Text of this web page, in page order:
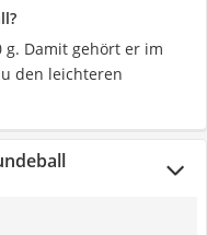
Damit gehört er im
den leichteren